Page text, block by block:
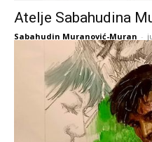
Atelje Sabahudina
Sabahudin Muranović-Muran -